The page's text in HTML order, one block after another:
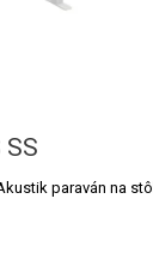
paraván na stôl